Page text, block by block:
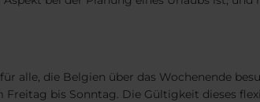
alle, die Belgien über das Wochenende
Freitag bis Sonntag. Die Gültigkeit dieses